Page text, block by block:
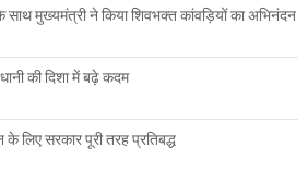
साथ मुख्यमंत्री ने किया शिवभक्त कांवड़ियों का अभिनंदन
की दिशा में बढ़े कदम
सरकार पूरी तरह प्रतिबद्ध